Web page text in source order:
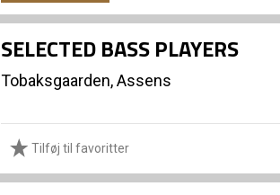
SELECTED BASS PLAYERS
Tobaksgaarden, Assens
Tilføj til favoritter